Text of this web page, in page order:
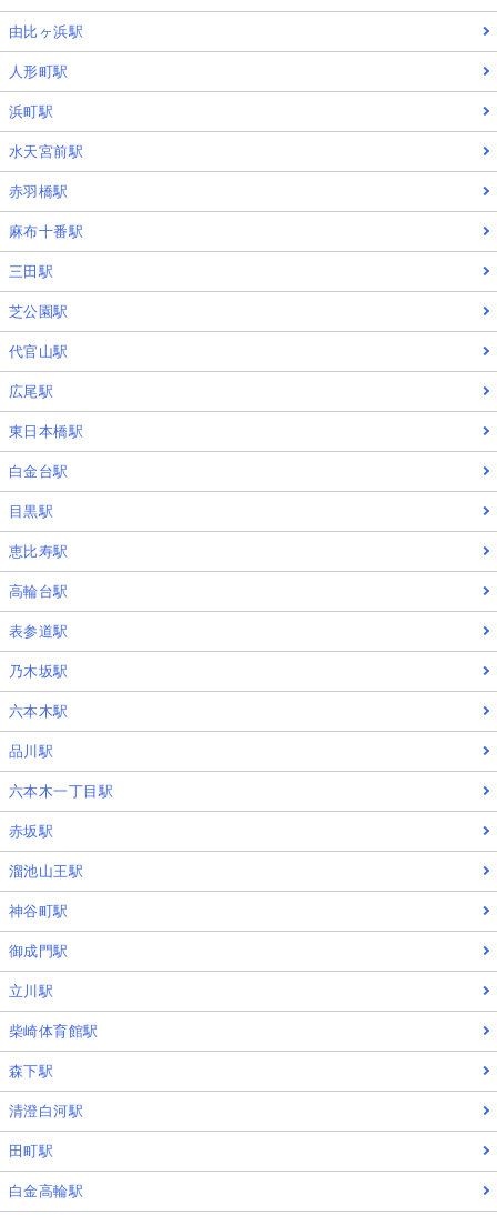
由比ヶ浜駅
人形町駅
浜町駅
水天宮前駅
赤羽橋駅
麻布十番駅
三田駅
芝公園駅
代官山駅
広尾駅
東日本橋駅
白金台駅
目黒駅
恵比寿駅
高輪台駅
表参道駅
乃木坂駅
六本木駅
品川駅
六本木一丁目駅
赤坂駅
溜池山王駅
神谷町駅
御成門駅
立川駅
柴崎体育館駅
森下駅
清澄白河駅
田町駅
白金高輪駅